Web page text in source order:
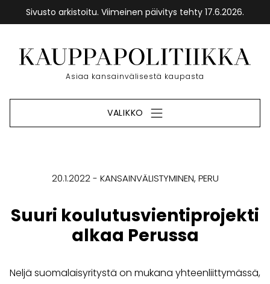
Sivusto arkistoitu. Viimeinen päivitys tehty 17.6.2026.
sisältöön
Etusivu
Asiaa kansainvälisestä kaupasta
VALIKKO
20.1.2022 KANSAINVÄLISTYMINEN PERU
Suuri koulutusvientiprojekti
alkaa Perussa
Neljä suomalaisyritystä on mukana yhteenliittymässä,